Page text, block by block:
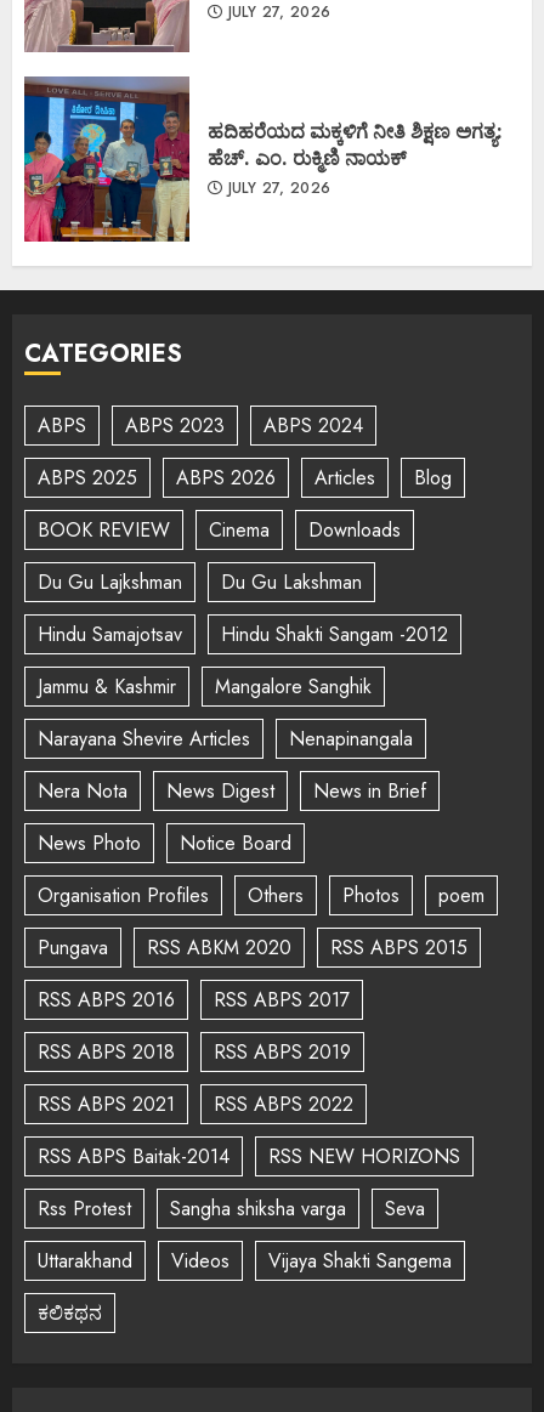
JULY 27, 2026
ಹದಿಹರೆಯದ ಮಕ್ಕಳಿಗೆ ನೀತಿ ಶಿಕ್ಷಣ ಅಗತ್ಯ:
ಹೆಚ್. ಎಂ. ರುಕ್ಮಿಣಿ ನಾಯಕ್
JULY 27, 2026
CATEGORIES
ABPS ABPS 2023
ABPS 2024
ABPS 2025
ABPS 2026 Articles
Blog
BOOK REVIEW
Cinema
Downloads
Du Gu Lajkshman
Du Gu Lakshman
Hindu Samajotsav
Hindu Shakti Sangam -2012
Jammu & Kashmir
Mangalore Sanghik
Narayana Shevire Articles
Nenapinangala
Nera Nota
News Digest
News in Brief
News Photo
Notice Board
Organisation Profiles
Others Photos
poem
Pungava
RSS ABKM 2020
RSS ABPS 2015
RSS ABPS 2016
RSS ABPS 2017
RSS ABPS 2018
RSS ABPS 2019
RSS ABPS 2021
RSS ABPS 2022
RSS ABPS Baitak-2014
RSS NEW HORIZONS
Rss Protest
Sangha shiksha varga
Seva
Uttarakhand
Videos
Vijaya Shakti Sangema
ಕಲಿಕಥನ